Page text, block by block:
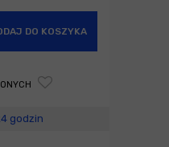
DO KOSZYKA
godzin